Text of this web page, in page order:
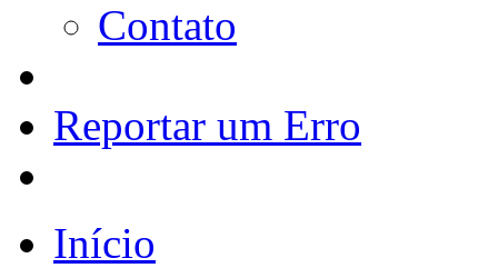
Contato
Reportar um Erro
Início